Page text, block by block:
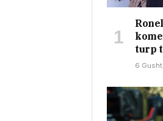
turp
6